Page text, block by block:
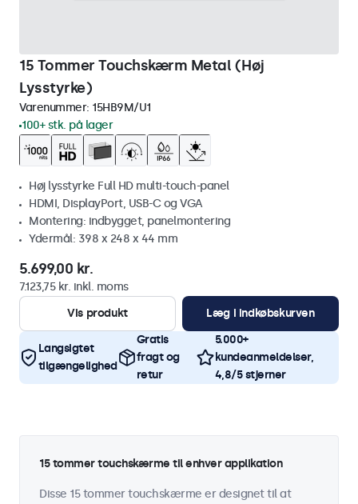
15 Tommer Touchskærm Metal (Høj
Lysstyrke)
Varenummer: 15HB9M/U1
100+ stk. på lager
Høj lysstyrke Full HD multi-touch-panel
HDMI, DisplayPort, USB-C og VGA
Montering: indbygget, panelmontering
Ydermål: 398 x 248 x 44 mm
5.699,00 kr.
7.123,75 kr. inkl. moms
Vis produkt
Læg i indkøbskurven
Langsigtet
tilgængelighed
Gratis
fragt og
retur
5.000+
kundeanmeldelser,
4,8/5 stjerner
15 tommer touchskærme til enhver applikation
Disse 15 tommer touchskærme er designet til at